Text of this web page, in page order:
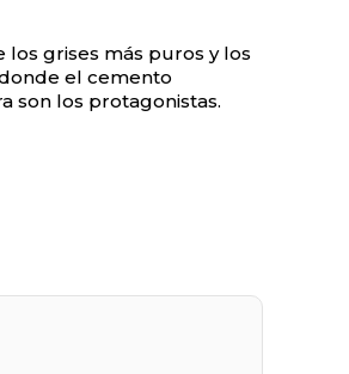
grises más puros y los
el cemento
son los protagonistas.